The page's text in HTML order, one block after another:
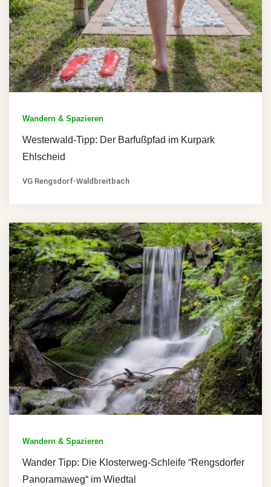
Wandern & Spazieren
Westerwald-Tipp: Der Barfußpfad im Kurpark
Ehlscheid
VG Rengsdorf-Waldbreitbach
Wandern & Spazieren
Wander Tipp: Die Klosterweg-Schleife “Rengsdorfer
Panoramaweg“ im Wiedtal